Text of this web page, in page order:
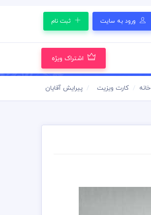
ورود به سایت ثبت نام
اشتراک ویژه
خانه کارت ویزیت پیرایش آقایان